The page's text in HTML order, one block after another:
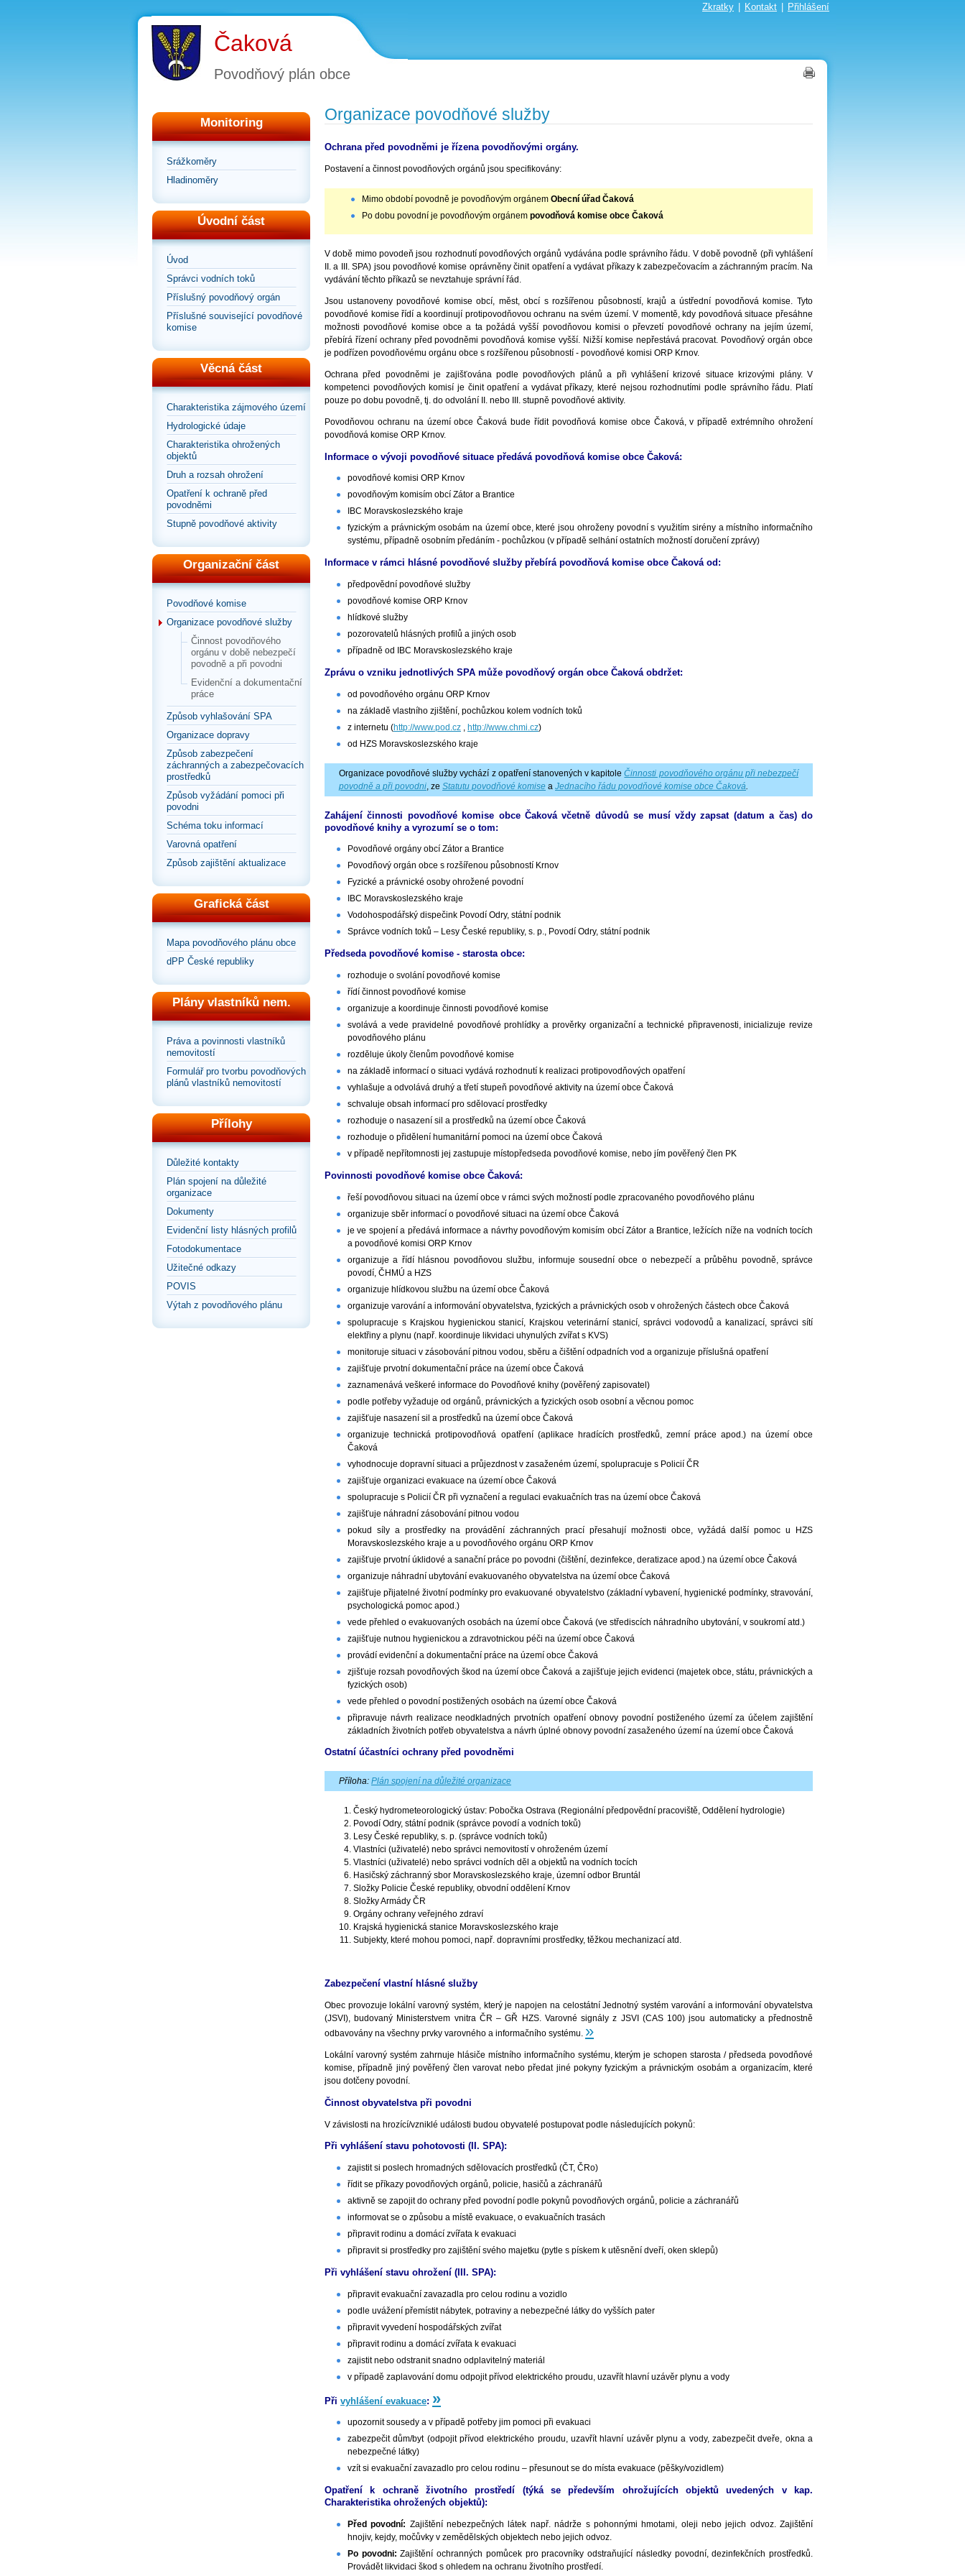
Zkratky Kontakt Přihlášení
Čaková
Povodňový plán obce
Monitoring
Srážkoměry
Hladinoměry
Úvodní část
Úvod
Správci vodních toků
Příslušný povodňový orgán
Příslušné související povodňové
komise
Věcná část
Charakteristika zájmového území
Hydrologické údaje
Charakteristika ohrožených
objektů
Druh a rozsah ohrožení
Opatření k ochraně před
povodněmi
Stupně povodňové aktivity
Organizační část
Povodňové komise
Organizace povodňové služby
Činnost povodňového
orgánu v době nebezpečí
povodně a při povodni
Evidenční a dokumentační
práce
Způsob vyhlašování SPA
Organizace dopravy
Způsob zabezpečení
záchranných a zabezpečovacích
prostředků
Způsob vyžádání pomoci při
povodni
Schéma toku informací
Varovná opatření
Způsob zajištění aktualizace
Grafická část
Mapa povodňového plánu obce
dPP České republiky
Plány vlastníků nem.
Práva a povinnosti vlastníků
nemovitostí
Formulář pro tvorbu povodňových
plánů vlastníků nemovitostí
Přílohy
Důležité kontakty
Plán spojení na důležité
organizace
Dokumenty
Evidenční listy hlásných profilů
Fotodokumentace
Užitečné odkazy
POVIS
Výtah z povodňového plánu
Organizace povodňové služby
Ochrana před povodněmi je řízena povodňovými orgány.
Postavení a činnost povodňových orgánů jsou specifikovány:
Mimo období povodně je povodňovým orgánem Obecní úřad Čaková
Po dobu povodní je povodňovým orgánem povodňová komise obce Čaková
V době mimo povodeň jsou rozhodnutí povodňových orgánů vydávána podle správního řádu. V době povodně (při vyhlášení
II. a III. SPA) jsou povodňové komise oprávněny činit opatření a vydávat příkazy k zabezpečovacím a záchranným pracím. Na
vydávání těchto příkazů se nevztahuje správní řád.
Jsou ustanoveny povodňové komise obcí, měst, obcí s rozšířenou působností, krajů a ústřední povodňová komise. Tyto
povodňové komise řídí a koordinují protipovodňovou ochranu na svém území. V momentě, kdy povodňová situace přesáhne
možnosti povodňové komise obce a ta požádá vyšší povodňovou komisi o převzetí povodňové ochrany na jejím území,
přebírá řízení ochrany před povodněmi povodňová komise vyšší. Nižší komise nepřestává pracovat. Povodňový orgán obce
je podřízen povodňovému orgánu obce s rozšířenou působností - povodňové komisi ORP Krnov.
Ochrana před povodněmi je zajišťována podle povodňových plánů a při vyhlášení krizové situace krizovými plány. V
kompetenci povodňových komisí je činit opatření a vydávat příkazy, které nejsou rozhodnutími podle správního řádu. Platí
pouze po dobu povodně, tj. do odvolání II. nebo III. stupně povodňové aktivity.
Povodňovou ochranu na území obce Čaková bude řídit povodňová komise obce Čaková, v případě extrémního ohrožení
povodňová komise ORP Krnov.
Informace o vývoji povodňové situace předává povodňová komise obce Čaková:
povodňové komisi ORP Krnov
povodňovým komisím obcí Zátor a Brantice
IBC Moravskoslezského kraje
fyzickým a právnickým osobám na území obce, které jsou ohroženy povodní s využitím sirény a místního informačního
systému, případně osobním předáním - pochůzkou (v případě selhání ostatních možností doručení zprávy)
Informace v rámci hlásné povodňové služby přebírá povodňová komise obce Čaková od:
předpovědní povodňové služby
povodňové komise ORP Krnov
hlídkové služby
pozorovatelů hlásných profilů a jiných osob
případně od IBC Moravskoslezského kraje
Zprávu o vzniku jednotlivých SPA může povodňový orgán obce Čaková obdržet:
od povodňového orgánu ORP Krnov
na základě vlastního zjištění, pochůzkou kolem vodních toků
z internetu (http://www.pod.cz http://www.chmi.cz)
od HZS Moravskoslezského kraje
Organizace povodňové služby vychází z opatření stanovených v kapitoleČinnosti povodňového orgánu při nebezpečí
povodně a při povodni , ze Statutu povodňové komise a Jednacího řádu povodňové komise obce Čaková
Zahájení činnosti povodňové komise obce Čaková včetně důvodů se musí vždy zapsat (datum a čas) do
povodňové knihy a vyrozumí se o tom:
Povodňové orgány obcí Zátor a Brantice
Povodňový orgán obce s rozšířenou působností Krnov
Fyzické a právnické osoby ohrožené povodní
IBC Moravskoslezského kraje
Vodohospodářský dispečink Povodí Odry, státní podnik
Správce vodních toků – Lesy České republiky, s. p., Povodí Odry, státní podnik
Předseda povodňové komise - starosta obce:
rozhoduje o svolání povodňové komise
řídí činnost povodňové komise
organizuje a koordinuje činnosti povodňové komise
svolává a vede pravidelné povodňové prohlídky a prověrky organizační a technické připravenosti, inicializuje revize
povodňového plánu
rozděluje úkoly členům povodňové komise
na základě informací o situaci vydává rozhodnutí k realizaci protipovodňových opatření
vyhlašuje a odvolává druhý a třetí stupeň povodňové aktivity na území obce Čaková
schvaluje obsah informací pro sdělovací prostředky
rozhoduje o nasazení sil a prostředků na území obce Čaková
rozhoduje o přidělení humanitární pomoci na území obce Čaková
v případě nepřítomnosti jej zastupuje místopředseda povodňové komise, nebo jím pověřený člen PK
Povinnosti povodňové komise obce Čaková:
řeší povodňovou situaci na území obce v rámci svých možností podle zpracovaného povodňového plánu
organizuje sběr informací o povodňové situaci na území obce Čaková
je ve spojení a předává informace a návrhy povodňovým komisím obcí Zátor a Brantice, ležících níže na vodních tocích
a povodňové komisi ORP Krnov
organizuje a řídí hlásnou povodňovou službu, informuje sousední obce o nebezpečí a průběhu povodně, správce
povodí, ČHMÚ a HZS
organizuje hlídkovou službu na území obce Čaková
organizuje varování a informování obyvatelstva, fyzických a právnických osob v ohrožených částech obce Čaková
spolupracuje s Krajskou hygienickou stanicí, Krajskou veterinární stanicí, správci vodovodů a kanalizací, správci sítí
elektřiny a plynu (např. koordinuje likvidaci uhynulých zvířat s KVS)
monitoruje situaci v zásobování pitnou vodou, sběru a čištění odpadních vod a organizuje příslušná opatření
zajišťuje prvotní dokumentační práce na území obce Čaková
zaznamenává veškeré informace do Povodňové knihy (pověřený zapisovatel)
podle potřeby vyžaduje od orgánů, právnických a fyzických osob osobní a věcnou pomoc
zajišťuje nasazení sil a prostředků na území obce Čaková
organizuje technická protipovodňová opatření (aplikace hradících prostředků, zemní práce apod.) na území obce
Čaková
vyhodnocuje dopravní situaci a průjezdnost v zasaženém území, spolupracuje s Policií ČR
zajišťuje organizaci evakuace na území obce Čaková
spolupracuje s Policií ČR při vyznačení a regulaci evakuačních tras na území obce Čaková
zajišťuje náhradní zásobování pitnou vodou
pokud síly a prostředky na provádění záchranných prací přesahují možnosti obce, vyžádá další pomoc u HZS
Moravskoslezského kraje a u povodňového orgánu ORP Krnov
zajišťuje prvotní úklidové a sanační práce po povodni (čištění, dezinfekce, deratizace apod.) na území obce Čaková
organizuje náhradní ubytování evakuovaného obyvatelstva na území obce Čaková
zajišťuje přijatelné životní podmínky pro evakuované obyvatelstvo (základní vybavení, hygienické podmínky, stravování,
psychologická pomoc apod.)
vede přehled o evakuovaných osobách na území obce Čaková (ve střediscích náhradního ubytování, v soukromí atd.)
zajišťuje nutnou hygienickou a zdravotnickou péči na území obce Čaková
provádí evidenční a dokumentační práce na území obce Čaková
zjišťuje rozsah povodňových škod na území obce Čaková a zajišťuje jejich evidenci (majetek obce, státu, právnických a
fyzických osob)
vede přehled o povodní postižených osobách na území obce Čaková
připravuje návrh realizace neodkladných prvotních opatření obnovy povodní postiženého území za účelem zajištění
základních životních potřeb obyvatelstva a návrh úplné obnovy povodní zasaženého území na území obce Čaková
Ostatní účastníci ochrany před povodněmi
Příloha: Plán spojení na důležité organizace
Český hydrometeorologický ústav: Pobočka Ostrava (Regionální předpovědní pracoviště, Oddělení hydrologie)
Povodí Odry, státní podnik (správce povodí a vodních toků)
Lesy České republiky, s. p. (správce vodních toků)
Vlastníci (uživatelé) nebo správci nemovitostí v ohroženém území
Vlastníci (uživatelé) nebo správci vodních děl a objektů na vodních tocích
Hasičský záchranný sbor Moravskoslezského kraje, územní odbor Bruntál
Složky Policie České republiky, obvodní oddělení Krnov
Složky Armády ČR
Orgány ochrany veřejného zdraví
Krajská hygienická stanice Moravskoslezského kraje
Subjekty, které mohou pomoci, např. dopravními prostředky, těžkou mechanizací atd.
Zabezpečení vlastní hlásné služby
Obec provozuje lokální varovný systém, který je napojen na celostátní Jednotný systém varování a informování obyvatelstva
(JSVI), budovaný Ministerstvem vnitra ČR – GŘ HZS. Varovné signály z JSVI (CAS 100) jsou automaticky a přednostně
odbavovány na všechny prvky varovného a informačního systému. »
Lokální varovný systém zahrnuje hlásiče místního informačního systému, kterým je schopen starosta / předseda povodňové
komise, případně jiný pověřený člen varovat nebo předat jiné pokyny fyzickým a právnickým osobám a organizacím, které
jsou dotčeny povodní.
Činnost obyvatelstva při povodni
V závislosti na hrozící/vzniklé události budou obyvatelé postupovat podle následujících pokynů:
Při vyhlášení stavu pohotovosti (II. SPA):
zajistit si poslech hromadných sdělovacích prostředků (ČT, ČRo)
řídit se příkazy povodňových orgánů, policie, hasičů a záchranářů
aktivně se zapojit do ochrany před povodní podle pokynů povodňových orgánů, policie a záchranářů
informovat se o způsobu a místě evakuace, o evakuačních trasách
připravit rodinu a domácí zvířata k evakuaci
připravit si prostředky pro zajištění svého majetku (pytle s pískem k utěsnění dveří, oken sklepů)
Při vyhlášení stavu ohrožení (III. SPA):
připravit evakuační zavazadla pro celou rodinu a vozidlo
podle uvážení přemístit nábytek, potraviny a nebezpečné látky do vyšších pater
připravit vyvedení hospodářských zvířat
připravit rodinu a domácí zvířata k evakuaci
zajistit nebo odstranit snadno odplavitelný materiál
v případě zaplavování domu odpojit přívod elektrického proudu, uzavřít hlavní uzávěr plynu a vody
Při vyhlášení evakuace: »
upozornit sousedy a v případě potřeby jim pomoci při evakuaci
zabezpečit dům/byt (odpojit přívod elektrického proudu, uzavřít hlavní uzávěr plynu a vody, zabezpečit dveře, okna a
nebezpečné látky)
vzít si evakuační zavazadlo pro celou rodinu – přesunout se do místa evakuace (pěšky/vozidlem)
Opatření k ochraně životního prostředí (týká se především ohrožujících objektů uvedených v kap.
Charakteristika ohrožených objektů):
Před povodní: Zajištění nebezpečných látek např. nádrže s pohonnými hmotami, oleji nebo jejich odvoz. Zajištění
hnojiv, kejdy, močůvky v zemědělských objektech nebo jejich odvoz.
Po povodni: Zajištění ochranných pomůcek pro pracovníky odstraňující následky povodní, dezinfekčních prostředků.
Provádět likvidaci škod s ohledem na ochranu životního prostředí.